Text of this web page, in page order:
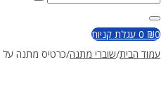
Keywordfor:
Close
₪0
0 עגלת קניות
עמוד הבית/שוברי מתנה/כרטיס מתנה על סך